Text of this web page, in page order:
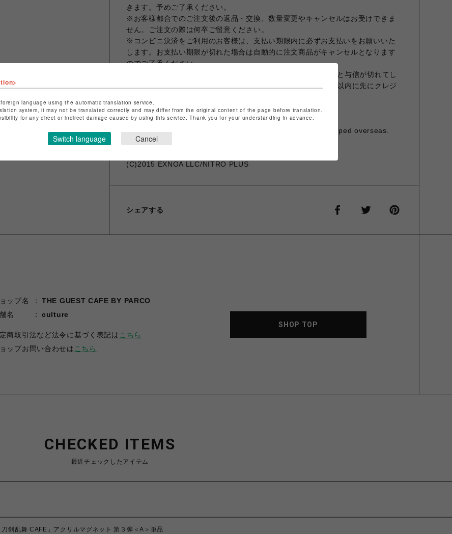
きます。予めご了承ください。
※お客様都合でのご注文後の返品・交換、数量変更やキャンセルはお受けできま
せん。ご注文の際は何卒ご留意ください。
※コンビニ決済をご利用のお客様は、支払い期限内に必ずお支払いをお願いいた
します。お支払い期限が切れた場合は自動的に注文商品がキャンセルとなります
のでご了承ください。
※クレジットカード決済の場合、オーダーから30日を超えますと与信が切れてし
まう場合がございますため、商品発送前でもオーダーから30日以内に先にクレジ
※お届け日の日時指定は承っておりません。
※ギフトラッピング、領収書発行は承っておりません。
※海外発送は対応しておりません。 -This item cannot be shipped overseas.
(C)2015 EXNOA LLC/NITRO PLUS
シェアする
ップ名
THE GUEST CAFE BY PARCO
名
culture
商取引法など法令に基づく表記は こちら
ップお問い合わせは こちら
SHOP TOP
CHECKED ITEMS
最近チェックしたアイテム
刀剣乱舞 CAFE」アクリルマグネット 第３弾＜A＞単品
language using the automatic translation service.
system, it may not be translated correctly and may differ from the original content of the page before translation.
for any direct or indirect damage caused by using this service. Thank you for your understanding in advance.
Switch language Cancel